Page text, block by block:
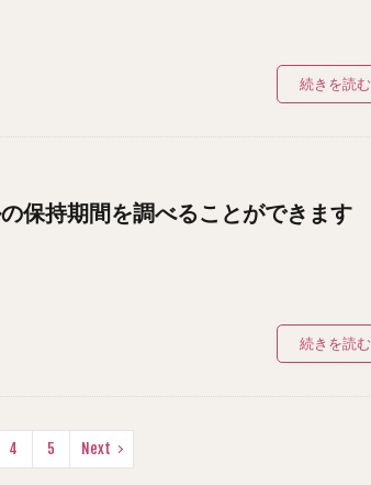
続きを読む
保持期間を調べることができます
続きを読む
4 5 Next